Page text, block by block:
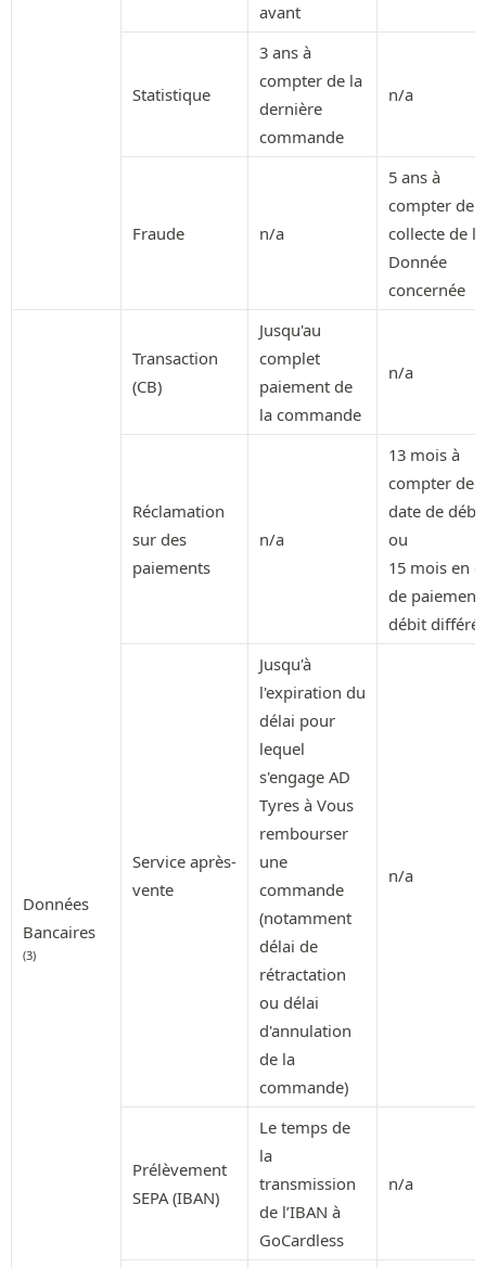
avant
Statistique
3 ans à
compter de la
dernière
commande
n/a
Fraude n/a
5 ans à
compter de
collecte de la
Donnée
concernée
Données
Bancaires
(3)
Transaction
(CB)
Jusqu'au
complet
paiement de
la commande
n/a
Réclamation
sur des
paiements
n/a
13 mois à
compter de
date de débit
ou
15 mois en
de paiement
débit différé
Service après-
vente
Jusqu'à
l'expiration du
délai pour
lequel
s'engage AD
Tyres à Vous
rembourser
une
commande
(notamment
délai de
rétractation
ou délai
d'annulation
de la
commande)
n/a
Prélèvement
SEPA (IBAN)
Le temps de
la
transmission
de l’IBAN à
GoCardless
n/a